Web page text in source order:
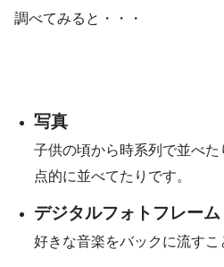
調べてみると・・・
写真
子供の頃から時系列で並べ
点的に並べてたりです。
デジタルフォトフレーム
好きな音楽をバックに流すこ